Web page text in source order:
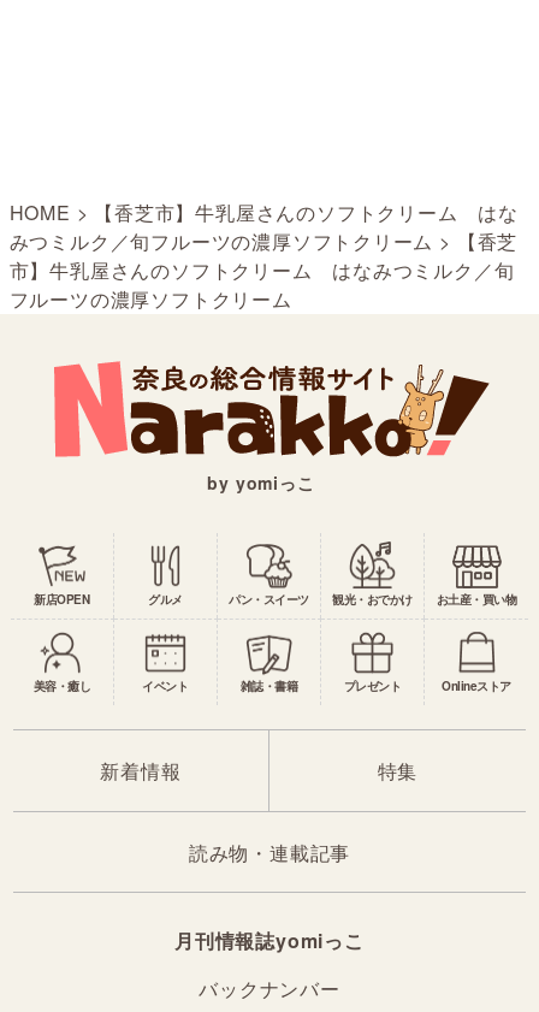
HOME >
【香芝市】牛乳屋さんのソフトクリーム はな
みつミルク／旬フルーツの濃厚ソフトクリーム >
【香芝
市】牛乳屋さんのソフトクリーム はなみつミルク／旬
フルーツの濃厚ソフトクリーム
by yomiっこ
新店OPEN グルメ パン・スイーツ 観光・おでかけ お土産・買い物
美容・癒し イベント 雑誌・書籍 プレゼント Onlineストア
新着情報 特集
読み物・連載記事
月刊情報誌yomiっこ
バックナンバー